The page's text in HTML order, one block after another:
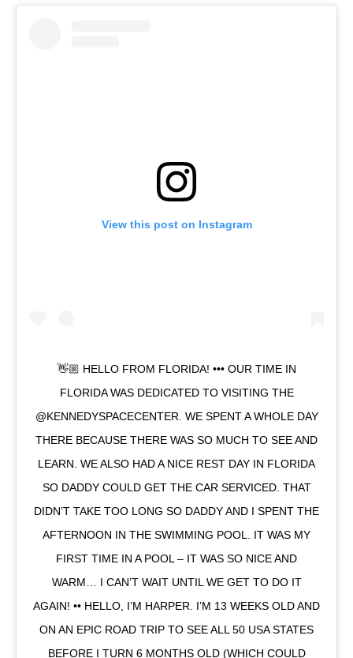
View this post on Instagram
👋🏼 HELLO FROM FLORIDA! ••• OUR TIME IN
FLORIDA WAS DEDICATED TO VISITING THE
@KENNEDYSPACECENTER. WE SPENT A WHOLE DAY
THERE BECAUSE THERE WAS SO MUCH TO SEE AND
LEARN. WE ALSO HAD A NICE REST DAY IN FLORIDA
SO DADDY COULD GET THE CAR SERVICED. THAT
DIDN’T TAKE TOO LONG SO DADDY AND I SPENT THE
AFTERNOON IN THE SWIMMING POOL. IT WAS MY
FIRST TIME IN A POOL – IT WAS SO NICE AND
WARM… I CAN’T WAIT UNTIL WE GET TO DO IT
AGAIN! •• HELLO, I’M HARPER. I’M 13 WEEKS OLD AND
ON AN EPIC ROAD TRIP TO SEE ALL 50 USA STATES
BEFORE I TURN 6 MONTHS OLD (WHICH COULD